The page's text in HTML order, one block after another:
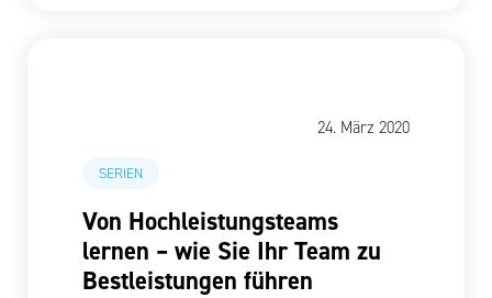
24. März 2020
SERIEN
Von Hochleistungsteams
lernen – wie Sie Ihr Team zu
Bestleistungen führen